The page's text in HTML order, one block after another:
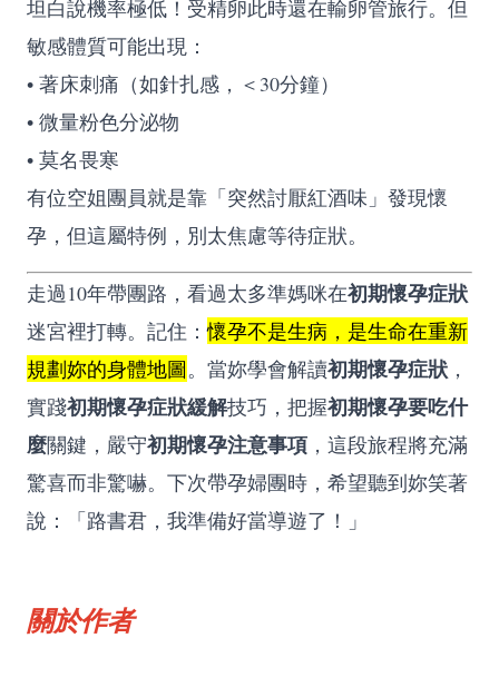
坦白說機率極低！受精卵此時還在輸卵管旅行。但
敏感體質可能出現：
• 著床刺痛（如針扎感，＜30分鐘）
• 微量粉色分泌物
• 莫名畏寒
有位空姐團員就是靠「突然討厭紅酒味」發現懷
孕，但這屬特例，別太焦慮等待症狀。
走過10年帶團路，看過太多準媽咪在初期懷孕症狀
迷宮裡打轉。記住：懷孕不是生病，是生命在重新
規劃妳的身體地圖。當妳學會解讀初期懷孕症狀 ，
實踐初期懷孕症狀緩解技巧，把握初期懷孕要吃什
麼關鍵，嚴守初期懷孕注意事項 ，這段旅程將充滿
驚喜而非驚嚇。下次帶孕婦團時，希望聽到妳笑著
說：「路書君，我準備好當導遊了！」
關於作者